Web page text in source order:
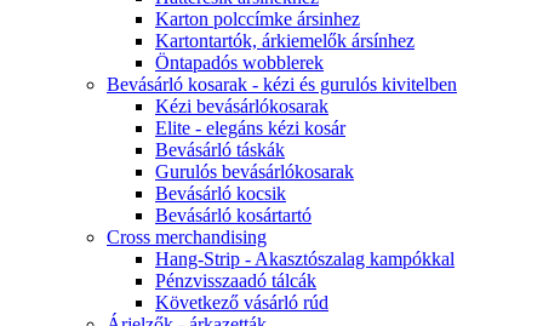
Karton polccímke ársinhez
Kartontartók, árkiemelők ársínhez
Öntapadós wobblerek
Bevásárló kosarak - kézi és gurulós kivitelben
Kézi bevásárlókosarak
Elite - elegáns kézi kosár
Bevásárló táskák
Gurulós bevásárlókosarak
Bevásárló kocsik
Bevásárló kosártartó
Cross merchandising
Hang-Strip - Akasztószalag kampókkal
Pénzvisszaadó tálcák
Következő vásárló rúd